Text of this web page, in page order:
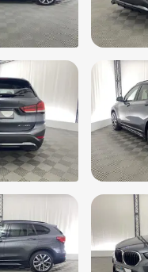
snelheidsafhankelijk